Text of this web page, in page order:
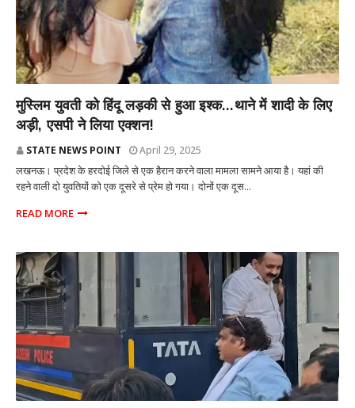
मुस्लिम युवती को हिंदू लड़की से हुआ इश्क...थाने में शादी के लिए
अड़ी, एसपी ने लिया एक्शन!
STATE NEWS POINT April 29, 2025
लखनऊ। प्रदेश के हरदोई जिले से एक हैरान करने वाला मामला सामने आया है। यहां की
रहने वाली दो युवतियों को एक दूसरे से प्रेम हो गया। दोनों एक दूस...
READ MORE